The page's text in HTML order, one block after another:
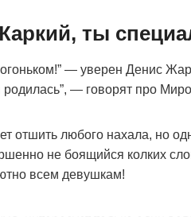
ты
— уверен Денис
родилась”, — говорят про
отшить любого нахала, но
не боящийся колких
всем девушкам!